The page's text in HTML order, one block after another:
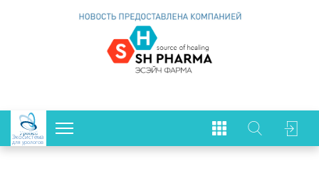
Экосистема
для урологов